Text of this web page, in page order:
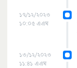
১৭/১২/২০২৩
১০:০৫ এএম
১৩/১২/২০২৩
১১:৪১ এএম